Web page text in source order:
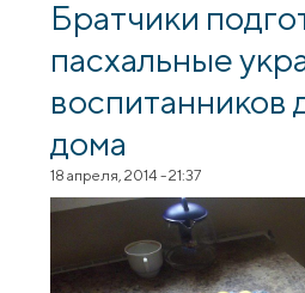
Братчики
пасхальные
воспитанников
дома
18 апреля, 2014 - 21:37